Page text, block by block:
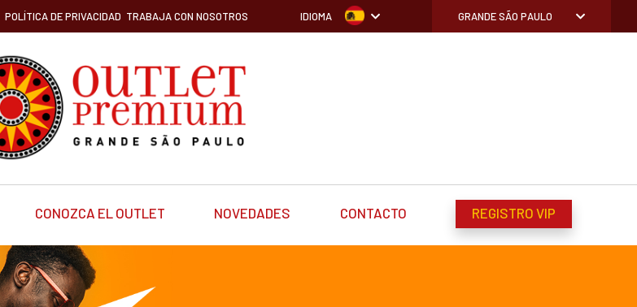
POLÍTICA DE PRIVACIDAD TRABAJA CON NOSOTROS IDIOMA GRANDE SÃO PAULO
CONOZCA EL OUTLET NOVEDADES CONTACTO REGISTRO VIP